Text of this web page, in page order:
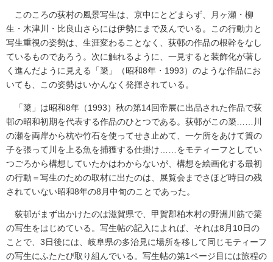
このころの荻村の風景写生は、京中にとどまらず、月ヶ瀬・柳
生・木津川・比良山さらには伊勢にまで及んでいる。この行動力と
写生重視の姿勢は、生涯変わることなく、荻邨の作品の根幹をなし
ているものであろう。次に触れるように、一見すると装飾化が著し
く進んだように見える「簗」（昭和8年・1993）のような作品にお
いても、この姿勢はいかんなく発揮されている。
「簗」は昭和8年（1993）秋の第14回帝展に出品された作品で荻
邨の昭和初期を代表する作品のひとつである。荻邨がこの簗……川
の瀬を両岸から杭や竹石を使ってせき止めて、一ケ所をあけて簀の
子を張って川を上る魚を捕獲する仕掛け……をモティーフとしてい
つごろから構想していたかはわからないが、構想を絵画化する最初
の行動＝写生のための取材に出たのは、展覧会までさほど時日の残
されていない昭和8年の8月中旬のことであった。
荻邨がまず出かけたのは滋賀県で、甲賀郡柏木村の野洲川筋で簗
の写生をはじめている。写生帖の記入によれば、それは8月10日の
ことで、3日後には、岐阜県の多治見に場所を移して同じモティーフ
の写生にふたたび取り組んでいる。写生帖の第1ページ目には旅程の